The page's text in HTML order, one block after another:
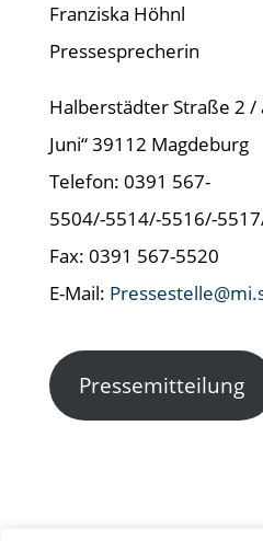
Franziska Höhnl
Pressesprecherin
Halberstädter Straße 2 /
Juni“ 39112 Magdeburg
Telefon: 0391 567-
5504/-5514/-5516/-
Fax: 0391 567-5520
E-Mail:
Pressemitteilung